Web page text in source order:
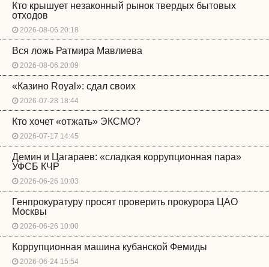
Кто крышует незаконный рынок твердых бытовых
отходов
2026-08-06 20:18
Вся ложь Ратмира Мавлиева
2026-08-06 20:09
«Казино Royal»: сдал своих
2026-07-28 18:44
Кто хочет «отжать» ЭКСМО?
2026-07-17 14:45
Демин и Цагараев: «сладкая коррупционная пара»
УФСБ КЧР
2026-06-26 10:03
Генпрокуратуру просят проверить прокурора ЦАО
Москвы
2026-06-26 10:00
Коррупционная машина кубанской Фемиды
2026-06-24 15:54